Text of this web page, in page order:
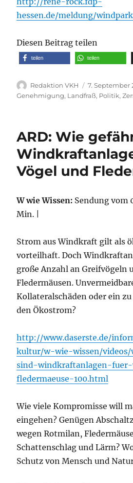
hessen.de/meldung/
Diesen Beitrag teilen
teilen teilen
Autor
Redaktion VKH
Veröffentlicht
am
7. September
Genehmigung, Landfraß, Politik,
ARD: Wie
Vögel und
W wie Wissen: Sendung vom
Min. |
Strom aus Windkraft gilt als
vorteilhaft. Doch
große Anzahl an Greifvögeln
Fledermäusen.
Kollateralschäden oder ein
den Ökostrom?
http://www.daserste.de/
kultur/w-wie-wissen/
sind-windkraftanlagen-
fledermaeuse-100.html
Wie viele Kompromisse will
eingehen? Genügen
wegen Rotmilan,
Schattenschlag und Lärm?
Schutz von Mensch und